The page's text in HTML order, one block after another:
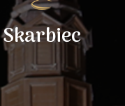
Skarbiec